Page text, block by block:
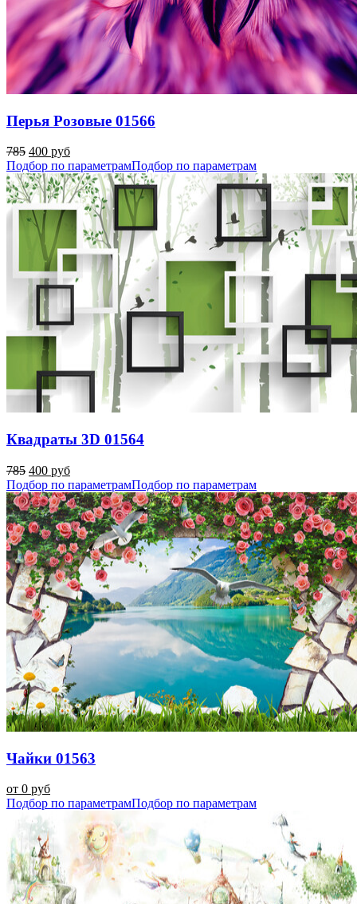
Перья Розовые 01566
785 400 руб
Подбор по параметрамПодбор по параметрам
Квадраты 3D 01564
785 400 руб
Подбор по параметрамПодбор по параметрам
Чайки 01563
от 0 руб
Подбор по параметрамПодбор по параметрам